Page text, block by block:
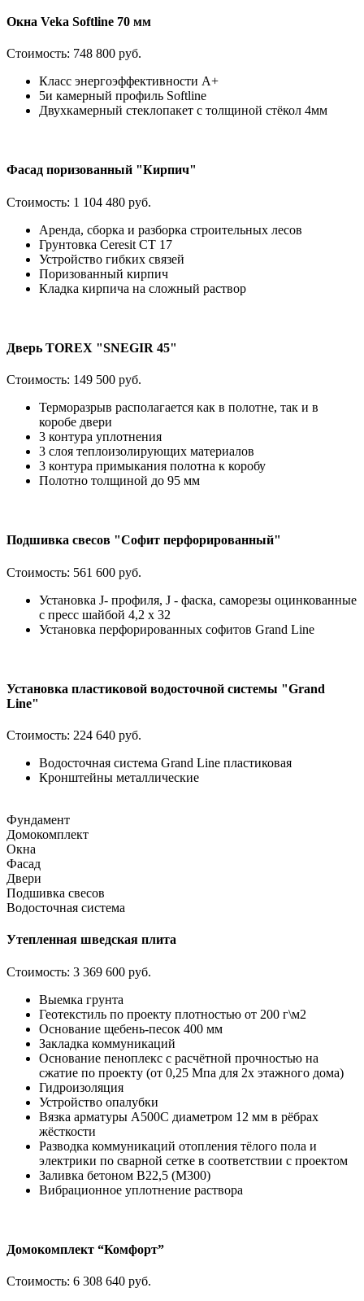
Окна Veka Softline 70 мм
Стоимость: 748 800 руб.
Класс энергоэффективности А+
5и камерный профиль Softline
Двухкамерный стеклопакет с толщиной стёкол 4мм
Фасад поризованный "Кирпич"
Стоимость: 1 104 480 руб.
Аренда, сборка и разборка строительных лесов
Грунтовка Ceresit CT 17
Устройство гибких связей
Поризованный кирпич
Кладка кирпича на сложный раствор
Дверь TOREX "SNEGIR 45"
Стоимость: 149 500 руб.
Терморазрыв располагается как в полотне, так и в
коробе двери
3 контура уплотнения
3 слоя теплоизолирующих материалов
3 контура примыкания полотна к коробу
Полотно толщиной до 95 мм
Подшивка свесов "Софит перфорированный"
Стоимость: 561 600 руб.
Установка J- профиля, J - фаска, саморезы оцинкованные
с пресс шайбой 4,2 х 32
Установка перфорированных софитов Grand Line
Установка пластиковой водосточной системы "Grand
Line"
Стоимость: 224 640 руб.
Водосточная система Grand Line пластиковая
Кронштейны металлические
Фундамент
Домокомплект
Окна
Фасад
Двери
Подшивка свесов
Водосточная система
Утепленная шведская плита
Стоимость: 3 369 600 руб.
Выемка грунта
Геотекстиль по проекту плотностью от 200 г\м2
Основание щебень-песок 400 мм
Закладка коммуникаций
Основание пеноплекс с расчётной прочностью на
сжатие по проекту (от 0,25 Мпа для 2х этажного дома)
Гидроизоляция
Устройство опалубки
Вязка арматуры А500С диаметром 12 мм в рёбрах
жёсткости
Разводка коммуникаций отопления тёлого пола и
электрики по сварной сетке в соответствии с проектом
Заливка бетоном В22,5 (М300)
Вибрационное уплотнение раствора
Домокомплект “Комфорт”
Стоимость: 6 308 640 руб.